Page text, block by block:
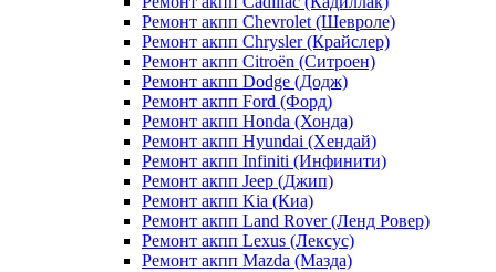
Ремонт акпп Chevrolet (Шевроле)
Ремонт акпп Chrysler (Крайслер)
Ремонт акпп Citroën (Ситроен)
Ремонт акпп Dodge (Додж)
Ремонт акпп Ford (Форд)
Ремонт акпп Honda (Хонда)
Ремонт акпп Hyundai (Хендай)
Ремонт акпп Infiniti (Инфинити)
Ремонт акпп Jeep (Джип)
Ремонт акпп Kia (Киа)
Ремонт акпп Land Rover (Ленд Ровер)
Ремонт акпп Lexus (Лексус)
Ремонт акпп Mazda (Мазда)